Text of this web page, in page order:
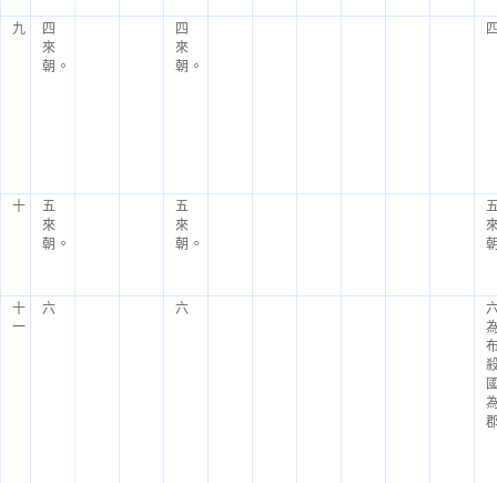
九
四
來
朝。
四
來
朝。
十
五
來
朝。
五
來
朝。
十
一
六 六